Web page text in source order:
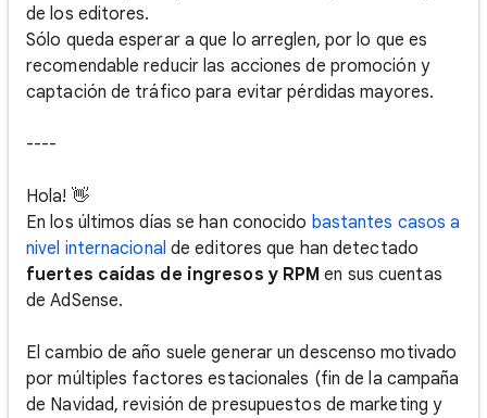
de los editores.
Sólo queda esperar a que lo arreglen, por lo que es
recomendable reducir las acciones de promoción y
captación de tráfico para evitar pérdidas mayores.
----
Hola! 👋
En los últimos días se han conocido bastantes casos a
nivel internacional de editores que han detectado
fuertes caídas de ingresos y RPM en sus cuentas
de AdSense.
El cambio de año suele generar un descenso motivado
por múltiples factores estacionales (fin de la campaña
de Navidad, revisión de presupuestos de marketing y